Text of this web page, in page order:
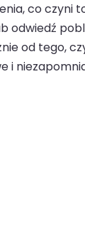
co
odwiedź
od tego,
i